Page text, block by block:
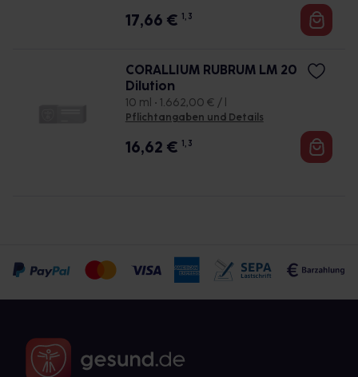
17,66 € 1, 3
CORALLIUM RUBRUM LM 20
Dilution
10 ml • 1.662,00 € / l
Pflichtangaben und Details
16,62 € 1, 3